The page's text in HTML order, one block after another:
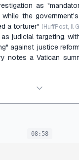
as
while the
a torturer" (HuffPost, Il
judicial targeting,
against justice
notes a Vatican
08:58